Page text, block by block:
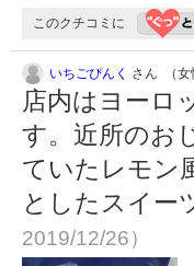
このクチコミに
いちごぴんく さん （女
店内はヨーロ
す。近所のお
ていたレモン
としたスイー
2019/12/26）